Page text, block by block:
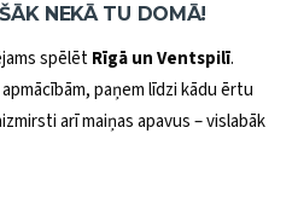
NEKĀ TU DOMĀ!
spēlētRīgā un Ventspilī.
paņem līdzi kādu ērtu
arī maiņas apavus – vislabāk